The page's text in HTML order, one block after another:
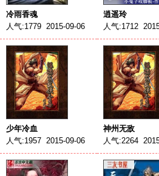
冷雨香魂
人气:1779 2015-09-06
逍遥玲
人气:1712
少年冷血
人气:1957 2015-09-06
神州无敌
人气:2264